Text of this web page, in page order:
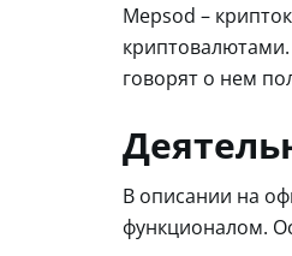
Mepsod –
говорят о нем
В описании на
функционалом.